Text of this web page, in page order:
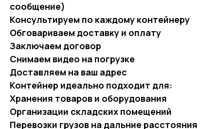
сообщение)
Консультируем по каждому контейнеру
Обговариваем доставку и оплату
Заключаем договор
Снимаем видео на погрузке
Доставляем на ваш адрес
Контейнер идеально подходит для:
Хранения товаров и оборудования
Организации складских помещений
Перевозки грузов на дальние расстояния